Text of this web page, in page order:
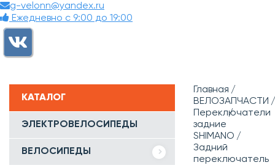
g-velonn@yandex.ru
Ежедневно с 9:00 до 19:00
КАТАЛОГ
ЭЛЕКТРОВЕЛОСИПЕДЫ
ВЕЛОСИПЕДЫ
Главная
ВЕЛОЗАПЧАСТИ
Переключатели
задние
SHIMANO
Задний
переключатель